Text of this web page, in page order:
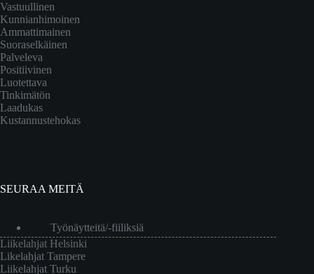
Vastuullinen
Kunnianhimoinen
Ammattimainen
Suoraselkäinen
Palveleva
Positiivinen
Luotettava
Tinkimätön
Laadukas
Kustannustehokas
SEURAA MEITÄ
Työnäytteitä/-fiiliksiä
Liikelahjat Helsinki
Likelahjat Tampere
Liikelahjat Turku